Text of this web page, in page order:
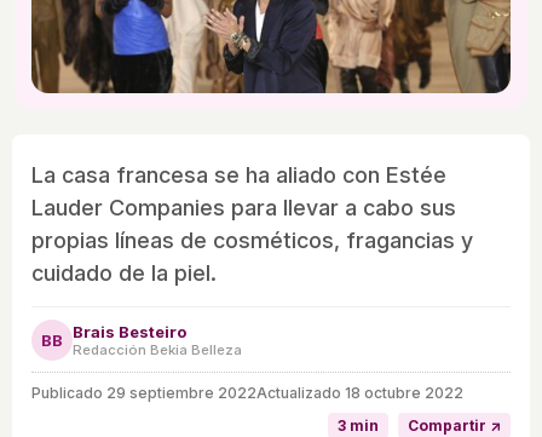
La casa francesa se ha aliado con Estée
Lauder Companies para llevar a cabo sus
propias líneas de cosméticos, fragancias y
cuidado de la piel.
BB Brais Besteiro
Redacción Bekia Belleza
Publicado 29 septiembre 2022Actualizado 18 octubre 2022
3 min
Compartir ↗